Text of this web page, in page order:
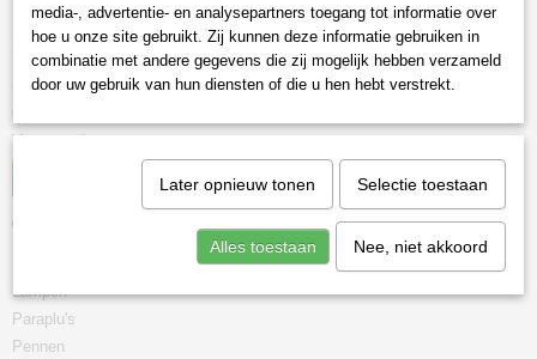
Informatie
Contact
Voorwaarden
Categorieën
Lampen
Paraplu's
Pennen
media-, advertentie- en analysepartners toegang tot informatie over
hoe u onze site gebruikt. Zij kunnen deze informatie gebruiken in
combinatie met andere gegevens die zij mogelijk hebben verzameld
door uw gebruik van hun diensten of die u hen hebt verstrekt.
Later opnieuw tonen Selectie toestaan
Alles toestaan Nee, niet akkoord